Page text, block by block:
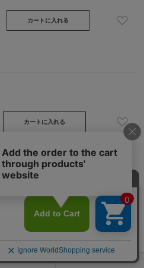
カートに入れる
カートに入れる
Find your size